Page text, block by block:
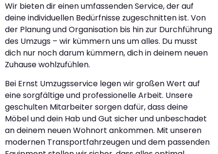
Wir bieten dir einen umfassenden Service, der auf
deine individuellen Bedürfnisse zugeschnitten ist. Von
der Planung und Organisation bis hin zur Durchführung
des Umzugs – wir kümmern uns um alles. Du musst
dich nur noch darum kümmern, dich in deinem neuen
Zuhause wohlzufühlen.
Bei Ernst Umzugsservice legen wir großen Wert auf
eine sorgfältige und professionelle Arbeit. Unsere
geschulten Mitarbeiter sorgen dafür, dass deine
Möbel und dein Hab und Gut sicher und unbeschadet
an deinem neuen Wohnort ankommen. Mit unseren
modernen Transportfahrzeugen und dem passenden